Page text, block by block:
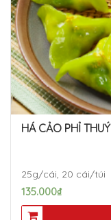
HÁ CẢO PHỈ THUÝ
25g/cái, 20 cái/túi
135.000₫